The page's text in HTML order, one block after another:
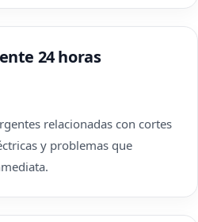
24 horas
relacionadas con cortes
y problemas que